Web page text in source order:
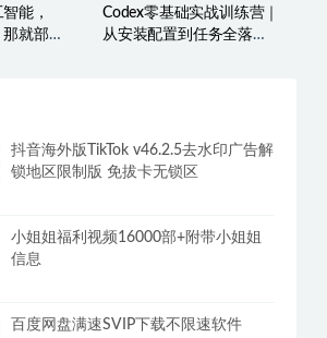
能，
那就部
Codex零基础实战训练营｜
从安装配置到任务全落
抖音海外版TikTok v46.2.5去水印广告解
锁地区限制版 免拔卡无锁区
小姐姐福利视频16000部+附带小姐姐
信息
百度网盘满速SVIP下载不限速软件